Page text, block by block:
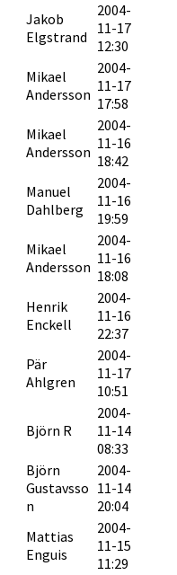
Jakob
Elgstrand
2004-
11-17
12:30
Mikael
Andersson
2004-
11-17
17:58
Mikael
Andersson
2004-
11-16
18:42
Manuel
Dahlberg
2004-
11-16
19:59
Mikael
Andersson
2004-
11-16
18:08
Henrik
Enckell
2004-
11-16
22:37
Pär
Ahlgren
2004-
11-17
10:51
Björn R
2004-
11-14
08:33
Björn
Gustavsso
n
2004-
11-14
20:04
Mattias
Enguis
2004-
11-15
11:29